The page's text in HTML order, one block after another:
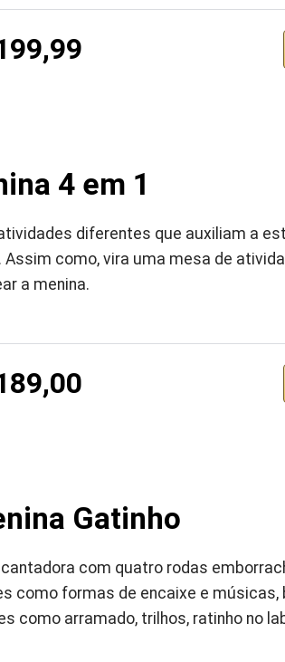
4 em 1
diferentes que auxiliam a
como, vira uma mesa de
a menina.
Gatinho
com quatro rodas
como formas de encaixe e músicas,
como arramado, trilhos, ratinho no